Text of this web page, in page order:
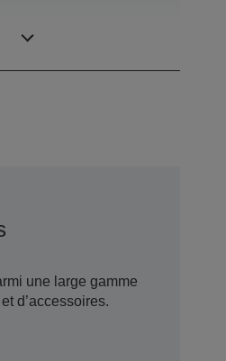
une large gamme
d’accessoires.